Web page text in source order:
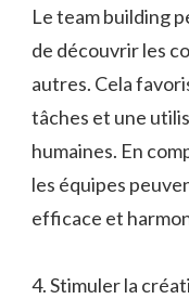
Le team building
de découvrir les
autres. Cela
tâches et une
humaines. En
les équipes
efficace et
4. Stimuler la